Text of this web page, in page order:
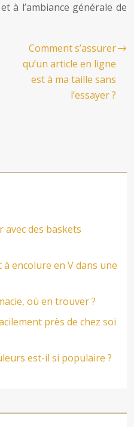
à l’ambiance générale de
Comment s’assurer
qu’un article en ligne
est à ma taille sans
l’essayer ?
des baskets
encolure en V dans une
où en trouver ?
près de chez soi
est-il si populaire ?